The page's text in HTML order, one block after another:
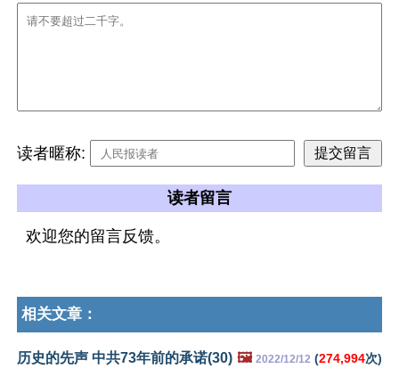
读者暱称:
读者留言
欢迎您的留言反馈。
相关文章：
历史的先声 中共73年前的承诺(30) 🖼️ 2022/12/12 (274,994次)